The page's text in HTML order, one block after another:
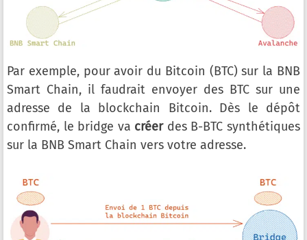
Par exemple, pour avoir du Bitcoin (BTC) sur la BNB
Smart Chain, il faudrait envoyer des BTC sur une
adresse de la blockchain Bitcoin. Dès le dépôt
confirmé, le bridge va créer des B-BTC synthétiques
sur la BNB Smart Chain vers votre adresse.